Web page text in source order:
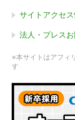
サイトアクセ
法人・プレス
※本サイトはアフィ
す